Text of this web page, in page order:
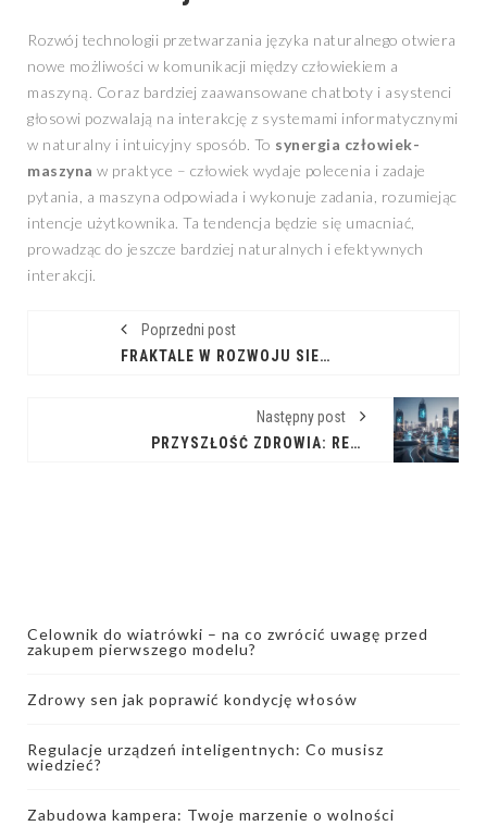
Rozwój technologii przetwarzania języka naturalnego otwiera
nowe możliwości w komunikacji między człowiekiem a
maszyną. Coraz bardziej zaawansowane chatboty i asystenci
głosowi pozwalają na interakcję z systemami informatycznymi
w naturalny i intuicyjny sposób. To synergia człowiek-
maszyna w praktyce – człowiek wydaje polecenia i zadaje
pytania, a maszyna odpowiada i wykonuje zadania, rozumiejąc
intencje użytkownika. Ta tendencja będzie się umacniać,
prowadząc do jeszcze bardziej naturalnych i efektywnych
interakcji.
Poprzedni post
FRAKTALE W ROZWOJU SIECI FRANCZYZOWYCH: MODELOWANIE I SKALOWALNOŚĆ
Następny post
PRZYSZŁOŚĆ ZDROWIA: REWOLUCJA W TERAPII Z WYKORZYSTANIEM TECHNOLOGII CYFROWYCH
Celownik do wiatrówki – na co zwrócić uwagę przed
zakupem pierwszego modelu?
Zdrowy sen jak poprawić kondycję włosów
Regulacje urządzeń inteligentnych: Co musisz
wiedzieć?
Zabudowa kampera: Twoje marzenie o wolności